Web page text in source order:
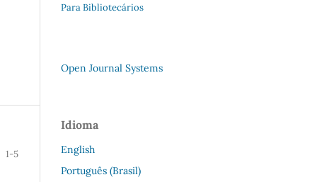
1-5
Para Bibliotecários
Open Journal Systems
Idioma
English
Português (Brasil)